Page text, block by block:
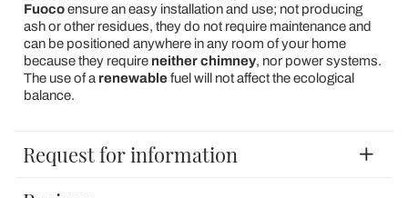
Fuocoensure an easy installation and use; not producing
ash or other residues, they do not require maintenance and
can be positioned anywhere in any room of your home
because they require neither chimney, nor power systems.
The use of a renewablefuel will not affect the ecological
balance.
Request for information